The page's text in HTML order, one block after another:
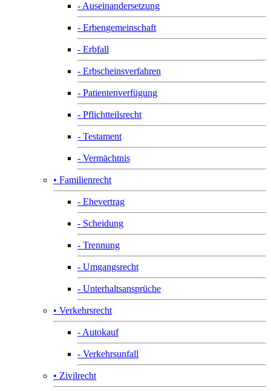
- Auseinandersetzung
- Erbengemeinschaft
- Erbfall
- Erbscheinsverfahren
- Patientenverfügung
- Pflichtteilsrecht
- Testament
- Vermächtnis
• Familienrecht
- Ehevertrag
- Scheidung
- Trennung
- Umgangsrecht
- Unterhaltsansprüche
• Verkehrsrecht
- Autokauf
- Verkehrsunfall
• Zivilrecht